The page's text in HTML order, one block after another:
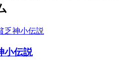
小伝説